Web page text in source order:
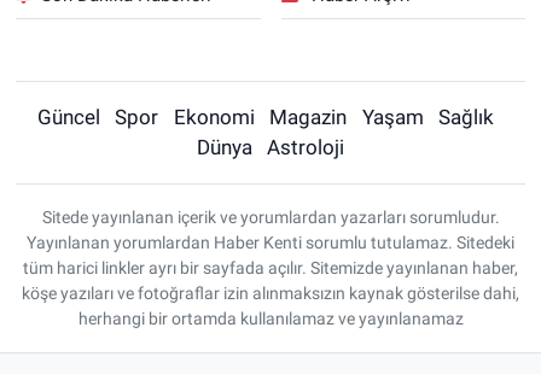
Güncel Spor Ekonomi Magazin Yaşam
Sağlık
Dünya
Astroloji
Sitede yayınlanan içerik ve yorumlardan yazarları sorumludur.
Yayınlanan yorumlardan Haber Kenti sorumlu tutulamaz. Sitedeki
tüm harici linkler ayrı bir sayfada açılır. Sitemizde yayınlanan haber,
köşe yazıları ve fotoğraflar izin alınmaksızın kaynak gösterilse dahi,
herhangi bir ortamda kullanılamaz ve yayınlanamaz